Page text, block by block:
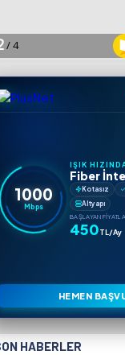
1000
Mbps
IŞIK
Fiber
Kotasız
Altyapı
BAŞLAYAN
450TL/Ay
HEMEN
HABERLER